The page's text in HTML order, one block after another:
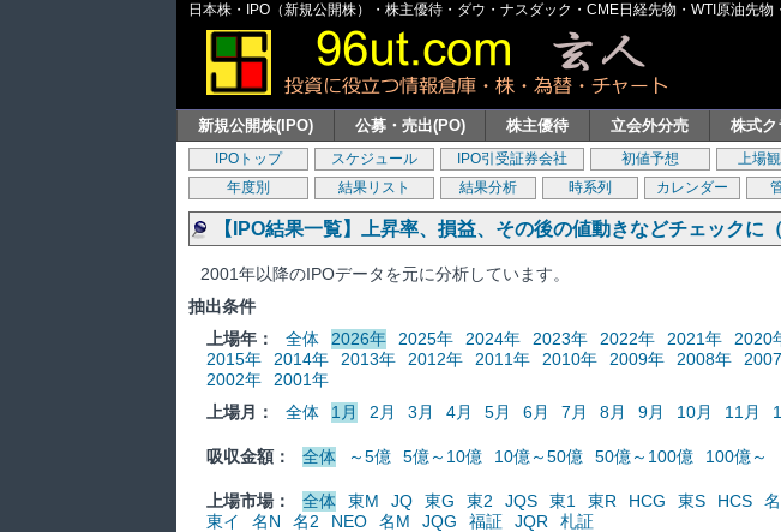
日本株・IPO（新規公開株）・株主優待・ダウ・ナスダック・CME日経先物・WTI原油先
新規公開株(IPO) 公募・売出(PO) 株主優待 立会外分売 株式ク
IPOトップ スケジュール IPO引受証券会社 初値予想 上場
年度別
結果リスト 結果分析 時系列 カレンダー
【IPO結果一覧】上昇率、損益、その後の値動きなどチェックに（
2001年以降のIPOデータを元に分析しています。
抽出条件
上場年：
全体 2026年 2025年 2024年 2023年 2022年 2021年 2020
2015年
2014年 2013年 2012年 2011年 2010年 2009年 2008年
2002年
2001年
上場月：
全体 1月 2月 3月 4月 5月 6月 7月 8月 9月 10月 11月
吸収金額： 全体 ～5億 5億～10億 10億～50億 50億～100億 100億～
上場市場： 全体 東M JQ 東G 東2 JQS 東1 東R HCG 東S HCS
東イ
名N 名2 NEO 名M JQG 福証 JQR
札証